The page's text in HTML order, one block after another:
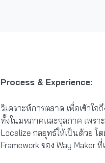
Process & Experience:
วิเคราะห์การตลาด เพื่อเข้าใจ
ทั้งในมหภาคและจุลภาค เพรา
Localize กลยุทธ์ให้เป็นด้วย โ
Framework ของ Way Maker